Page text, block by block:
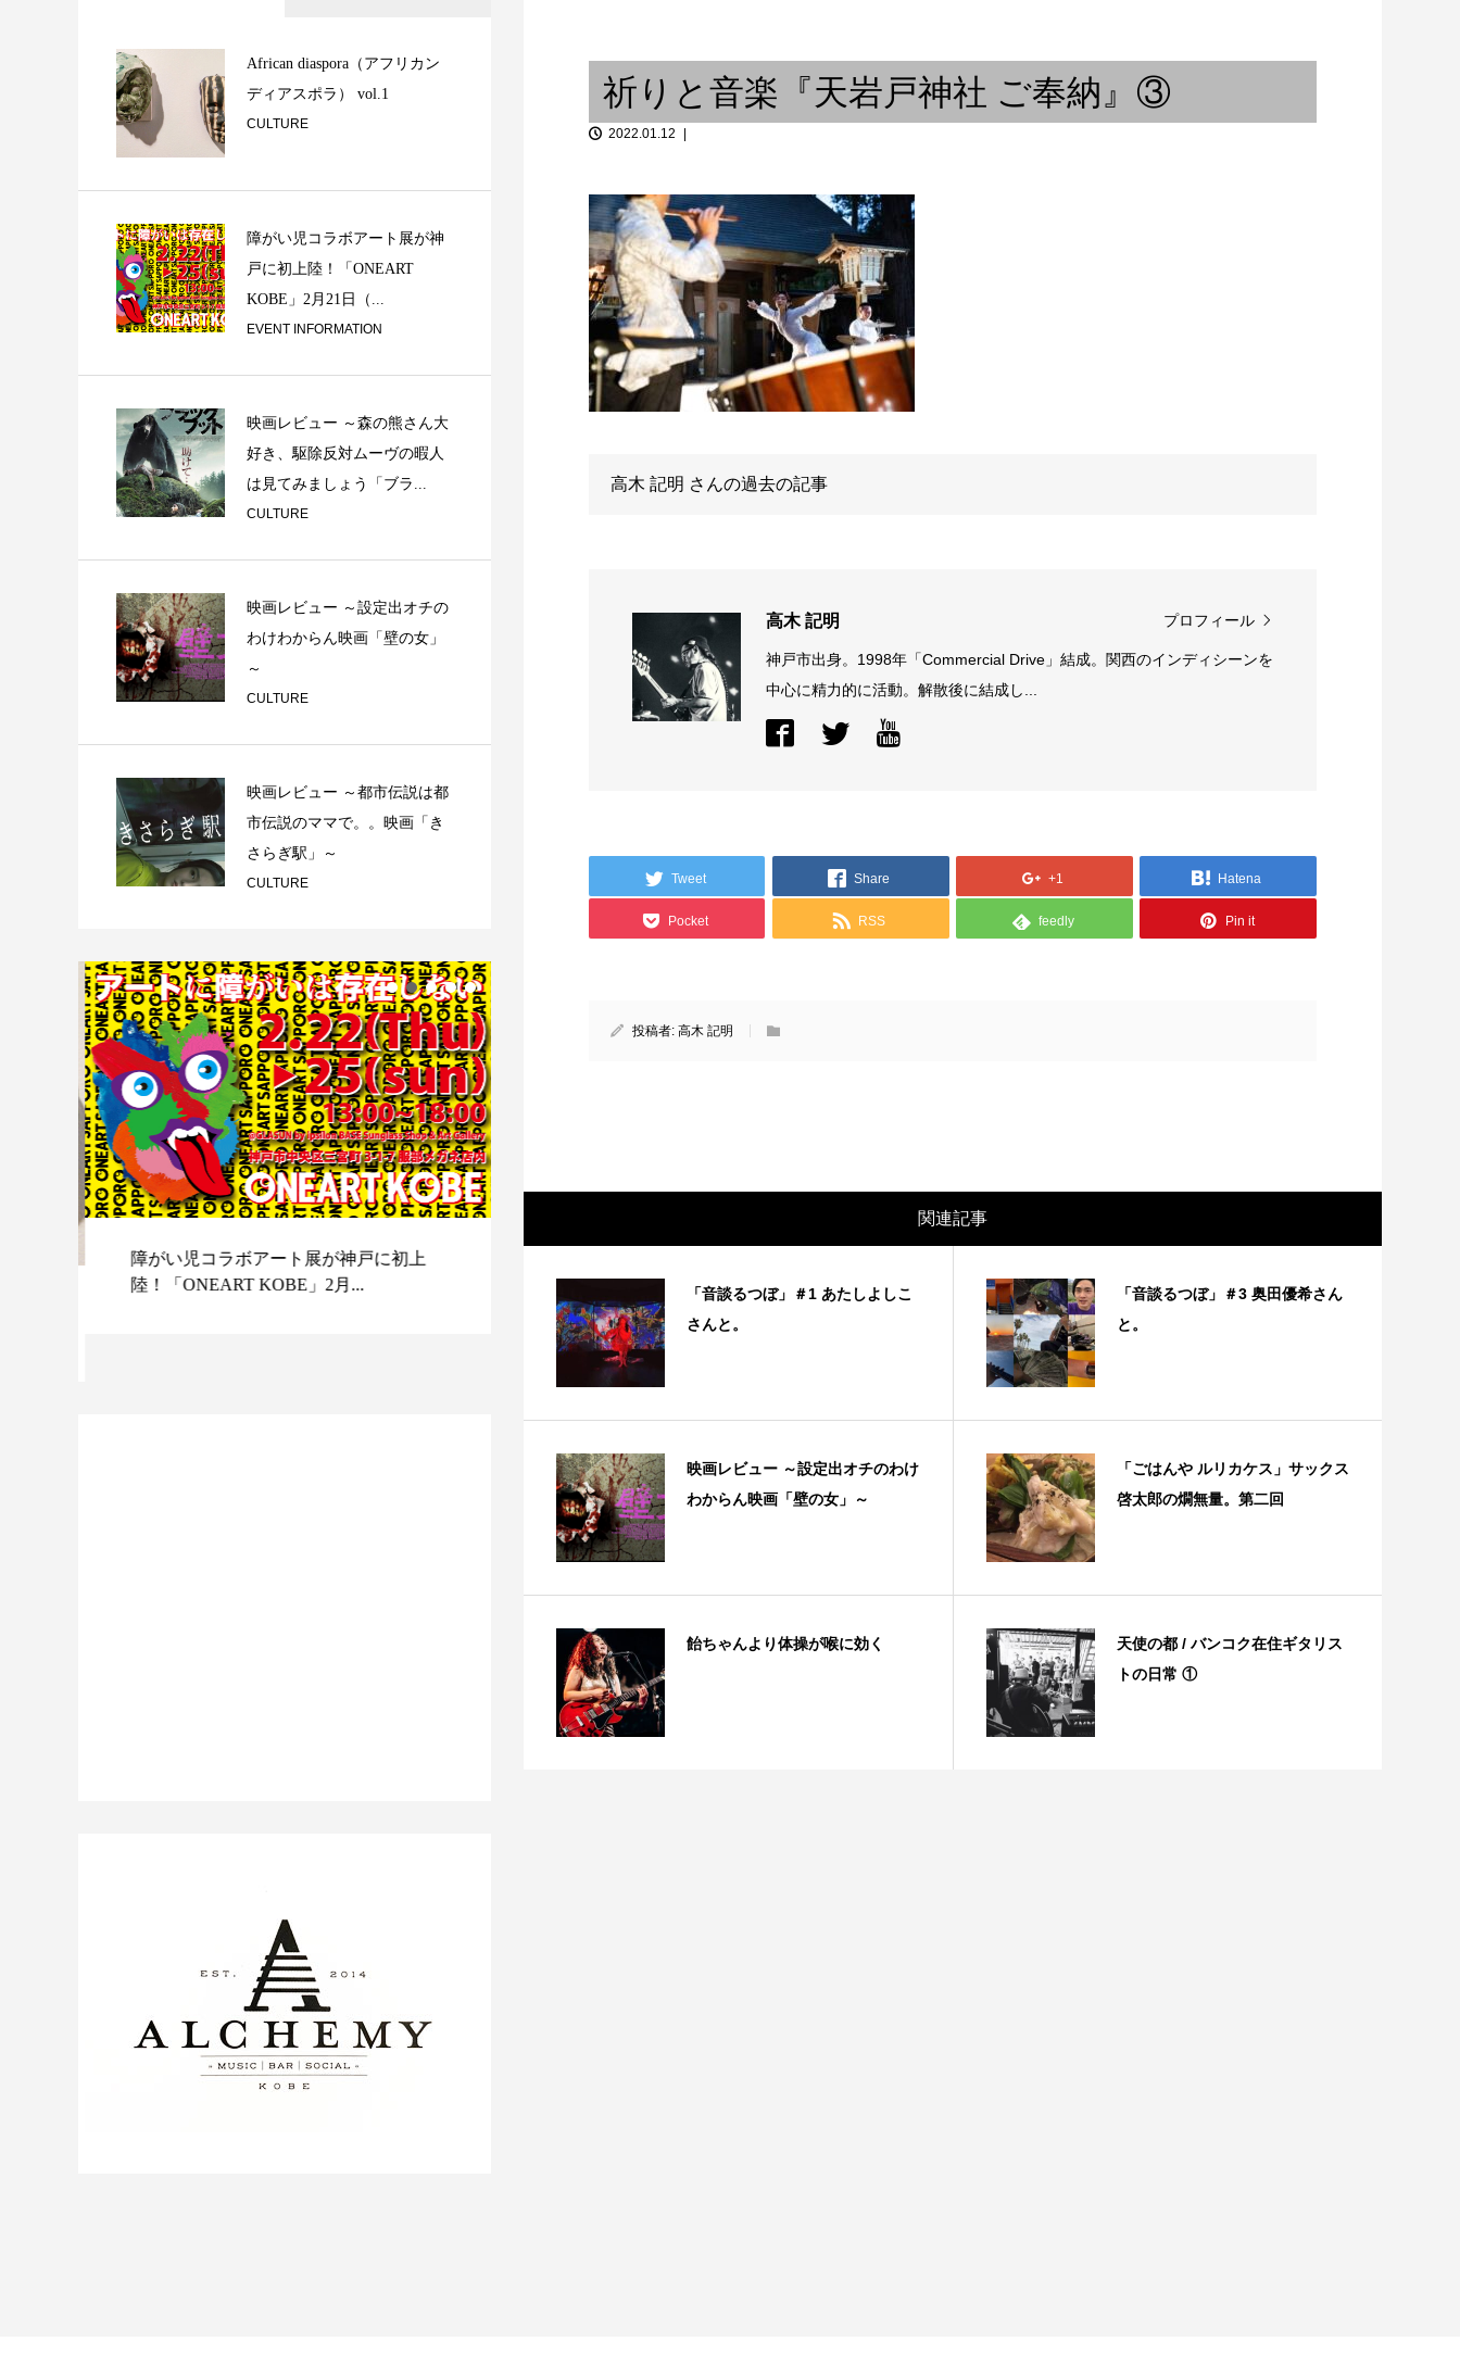
在...
タリストの...
独り言 ② Typo Grafix
ベルリンの冬 〜 ウンム・クル
スーム / From ...
キツネの嫁入り、活動15周年記
念 5th ALBUM...
私のマジカルミステリーツアー
水先案内人
祈りと音楽『天岩戸神社 ご奉納』③
2022.01.12
高木 記明 さんの過去の記事
高木 記明 プロフィール
神戸市出身。1998年「Commercial Drive」結成。関西のインディシーンを
中心に精力的に活動。解散後に結成し...
Tweet Share +1 Hatena
Pocket RSS feedly Pin it
投稿者:高木 記明
関連記事
「音談るつぼ」＃1 あたしよしこ
さんと。
「音談るつぼ」＃3 奥田優希さん
と。
映画レビュー ～設定出オチのわけ
わからん映画「壁の女」～
「ごはんや ルリカケス」サックス
啓太郎の燗無量。第二回
飴ちゃんより体操が喉に効く
天使の都 / バンコク在住ギタリス
トの日常 ①
African diaspora（アフリカン
ディアスポラ） vol.1
CULTURE
障がい児コラボアート展が神
戸に初上陸！「ONEART
KOBE」2月21日（...
EVENT INFORMATION
映画レビュー ～森の熊さん大
好き、駆除反対ムーヴの暇人
は見てみましょう「ブラ...
CULTURE
映画レビュー ～設定出オチの
わけわからん映画「壁の女」
～
CULTURE
映画レビュー ～都市伝説は都
市伝説のママで。。映画「き
さらぎ駅」～
CULTURE
障がい児コラボアート展が神戸に初上
陸！「ONEART KOBE」2月...
映画レビュー ～森の熊さん大好き、駆除
反対ムーヴの暇人は見てみましょ...
映画レビュー ～設定出オチのわけわから
ん映画「壁の女」～